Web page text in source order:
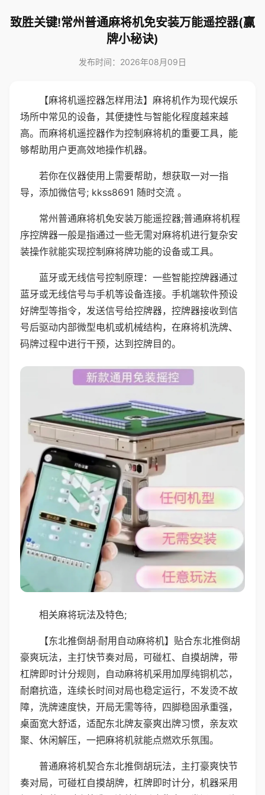
致胜关键!常州普通麻将机免安装万能遥控器(赢
牌小秘诀)
发布时间：2026年08月09日
【麻将机遥控器怎样用法】麻将机作为现代娱乐
场所中常见的设备，其便捷性与智能化程度越来越
高。而麻将机遥控器作为控制麻将机的重要工具，能
够帮助用户更高效地操作机器。
若你在仪器使用上需要帮助，想获取一对一指
导，添加微信号; kkss8691 随时交流 。
常州普通麻将机免安装万能遥控器;普通麻将机程
序控牌器一般是指通过一些无需对麻将机进行复杂安
装操作就能实现控制麻将牌功能的设备或工具。
蓝牙或无线信号控制原理：一些智能控牌器通过
蓝牙或无线信号与手机等设备连接。手机端软件预设
好牌型等指令，发送信号给控牌器，控牌器接收到信
号后驱动内部微型电机或机械结构，在麻将机洗牌、
码牌过程中进行干预，达到控牌目的。
相关麻将玩法及特色;
【东北推倒胡·耐用自动麻将机】贴合东北推倒胡
豪爽玩法，主打快节奏对局，可碰杠、自摸胡牌，带
杠牌即时计分规则，自动麻将机采用加厚纯铜机芯，
耐磨抗造，连续长时间对局也稳定运行，不发烫不故
障，洗牌速度快，开局无需等待，四脚稳固承重强，
桌面宽大舒适，适配东北牌友豪爽出牌习惯，亲友欢
聚、休闲解压，一把麻将机就能点燃欢乐氛围。
普通麻将机契合东北推倒胡玩法，主打豪爽快节
奏对局，可碰杠自摸胡牌，杠牌即时计分，机器采用